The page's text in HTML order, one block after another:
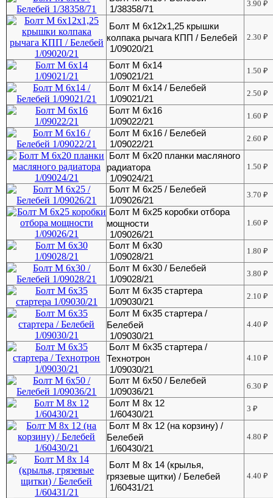
1/38358/71
3.90₽
Болт М 6х12х1,25 крышки
колпака рычага КПП / Белебей
1/09020/21
2.30₽
Болт М 6х14
1/09021/21
1.50₽
Болт М 6х14 / Белебей
1/09021/21
2.50₽
Болт М 6х16
1/09022/21
1.60₽
Болт М 6х16 / Белебей
1/09022/21
2.60₽
Болт М 6х20 планки масляного
радиатора
1/09024/21
1.50₽
Болт М 6х25 / Белебей
1/09026/21
3.70₽
Болт М 6х25 коробки отбора
мощности
1/09026/21
1.60₽
Болт М 6х30
1/09028/21
1.80₽
Болт М 6х30 / Белебей
1/09028/21
3.80₽
Болт М 6х35 стартера
1/09030/21
2.10₽
Болт М 6х35 стартера /
Белебей
1/09030/21
4.40₽
Болт М 6х35 стартера /
Технотрон
1/09030/21
4.10₽
Болт М 6х50 / Белебей
1/09036/21
6.30₽
Болт М 8х 12
1/60430/21
3₽
Болт М 8х 12 (на корзину) /
Белебей
1/60430/21
4.80₽
Болт М 8х 14 (крылья,
грязевые щитки) / Белебей
1/60431/21
4.40₽